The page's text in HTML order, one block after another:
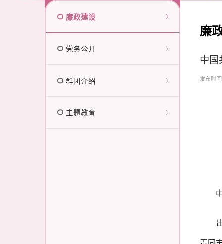
廉政建设
党务公开
群团介绍
主题教育
廉
中国
发布时
中
出